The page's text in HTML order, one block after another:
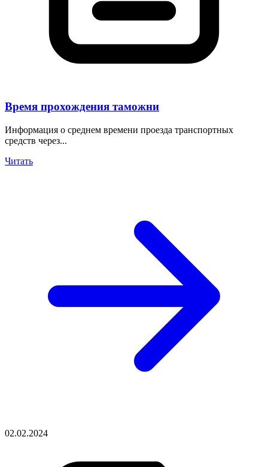
Время прохождения таможни
Информация о среднем времени проезда транспортных
средств через...
Читать
02.02.2024